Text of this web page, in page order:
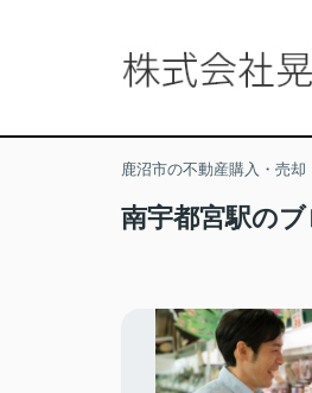
鹿沼市の不動産購入・売
南宇都宮駅の